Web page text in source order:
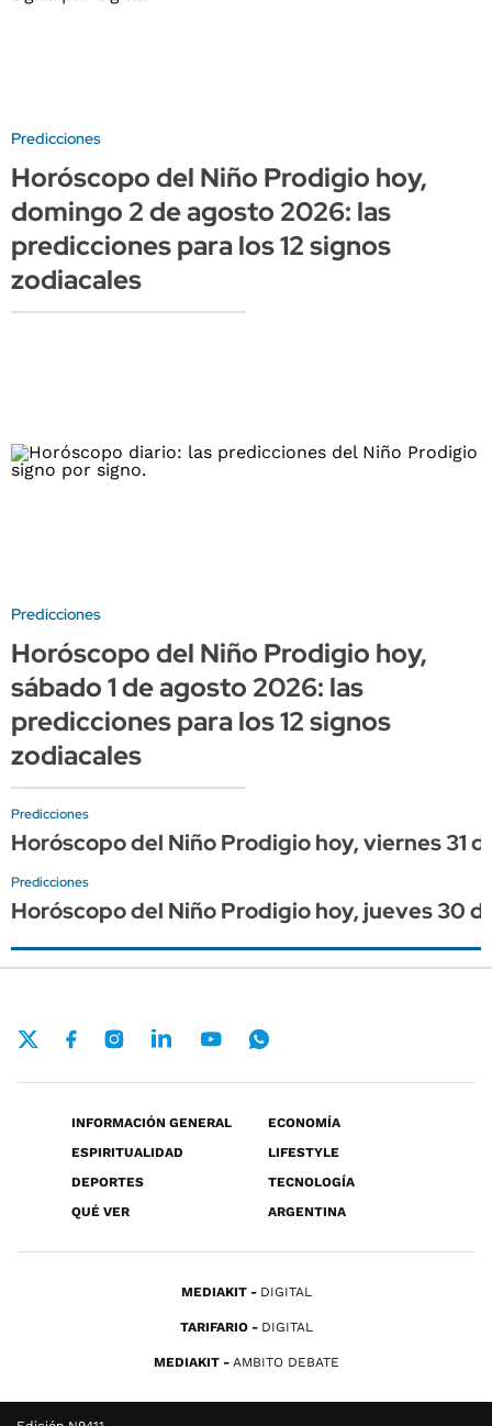
Predicciones
Horóscopo del Niño Prodigio hoy,
domingo 2 de agosto 2026: las
predicciones para los 12 signos
zodiacales
Predicciones
Horóscopo del Niño Prodigio hoy,
sábado 1 de agosto 2026: las
predicciones para los 12 signos
zodiacales
Predicciones
Horóscopo del Niño Prodigio hoy, viernes 31
Predicciones
Horóscopo del Niño Prodigio hoy, jueves 30
INFORMACIÓN GENERAL
ECONOMÍA
ESPIRITUALIDAD
LIFESTYLE
DEPORTES
TECNOLOGÍA
QUÉ VER
ARGENTINA
MEDIAKIT DIGITAL
TARIFARIO DIGITAL
MEDIAKIT AMBITO DEBATE